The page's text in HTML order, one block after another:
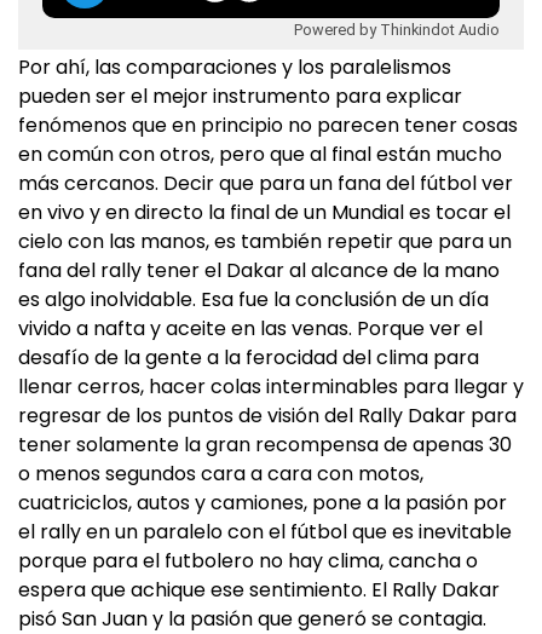
Powered by Thinkindot Audio
Por ahí, las comparaciones y los paralelismos
pueden ser el mejor instrumento para explicar
fenómenos que en principio no parecen tener cosas
en común con otros, pero que al final están mucho
más cercanos. Decir que para un fana del fútbol ver
en vivo y en directo la final de un Mundial es tocar el
cielo con las manos, es también repetir que para un
fana del rally tener el Dakar al alcance de la mano
es algo inolvidable. Esa fue la conclusión de un día
vivido a nafta y aceite en las venas. Porque ver el
desafío de la gente a la ferocidad del clima para
llenar cerros, hacer colas interminables para llegar y
regresar de los puntos de visión del Rally Dakar para
tener solamente la gran recompensa de apenas 30
o menos segundos cara a cara con motos,
cuatriciclos, autos y camiones, pone a la pasión por
el rally en un paralelo con el fútbol que es inevitable
porque para el futbolero no hay clima, cancha o
espera que achique ese sentimiento. El Rally Dakar
pisó San Juan y la pasión que generó se contagia.